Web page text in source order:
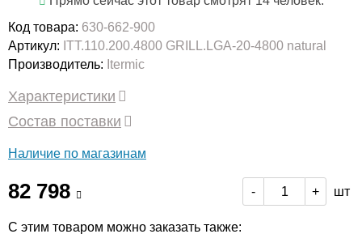
Код товара: 630-662-900
Артикул: ITT.110.200.4800 GRILL.LGA-20-4800 natural
Производитель: Itermic
Характеристики
Состав поставки
Наличие по магазинам
82 798 - + шт
С этим товаром можно заказать также: